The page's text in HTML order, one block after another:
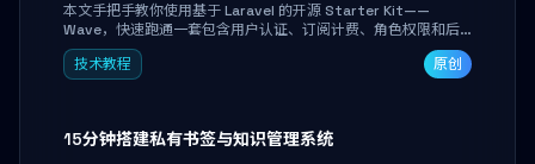
本文手把手教你使用基于 Laravel 的开源 Starter Kit——
Wave，快速跑通一套包含用户认证、订阅计费、角色权限和后
台管理的完整 SaaS 骨架。附带 Stripe 测试支付对接与自定义
业务页面开发实战，助你省去重复基建时间，将精力聚焦于核心
技术教程 原创
15分钟搭建私有书签与知识管理系统